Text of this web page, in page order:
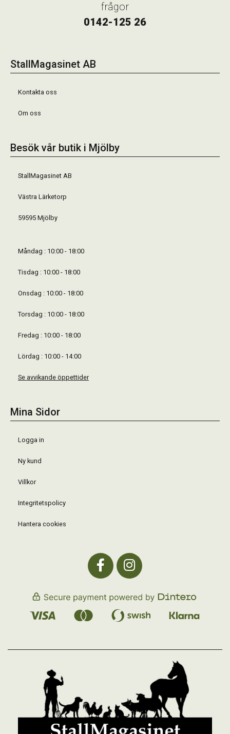
frågor
0142-125 26
StallMagasinet AB
Kontakta oss
Om oss
Besök vår butik i Mjölby
StallMagasinet AB
Västra Lärketorp
59595 Mjölby
Måndag : 10:00 - 18:00
Tisdag : 10:00 - 18:00
Onsdag : 10:00 - 18:00
Torsdag : 10:00 - 18:00
Fredag : 10:00 - 18:00
Lördag : 10:00 - 14:00
Se avvikande öppettider
Mina Sidor
Logga in
Ny kund
Villkor
Integritetspolicy
Hantera cookies